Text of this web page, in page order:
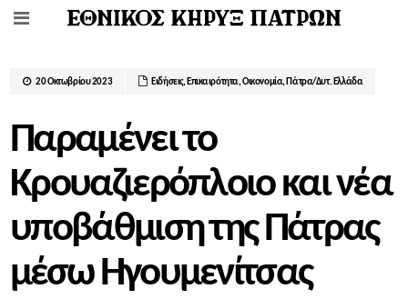
20 Οκτωβρίου 2023 Ειδήσεις, Επικαιρότητα,Οικονομία, Πάτρα/Δυτ. Ελλάδα
Παραμένει το
Κρουαζιερόπλοιο και νέα
υποβάθμιση της Πάτρας
μέσω Ηγουμενίτσας